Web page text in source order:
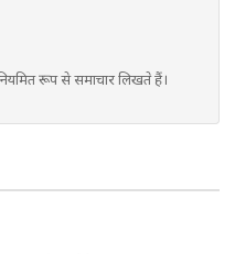
रूप से समाचार लिखते हैं।